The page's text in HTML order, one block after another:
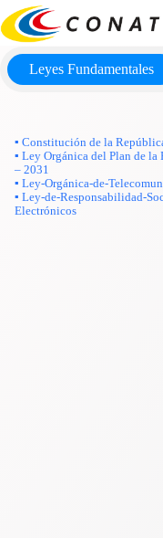
Saltar
al
contenido
Leyes Fundamentales
▪ Constitución de la
▪ Ley Orgánica del Plan de la
– 2031
▪ Ley-Orgánica-de-
▪ Ley-de-Responsabilidad-
Electrónicos